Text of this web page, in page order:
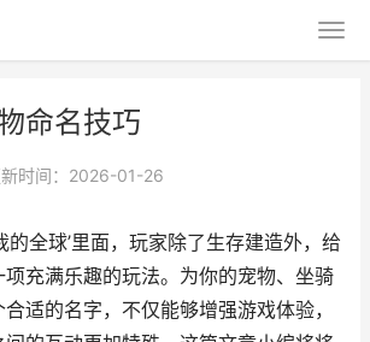
命名技巧
时间：2026-01-26
的全球’里面，玩家除了生存建造外，给
充满乐趣的玩法。为你的宠物、坐骑
适的名字，不仅能够增强游戏体验，